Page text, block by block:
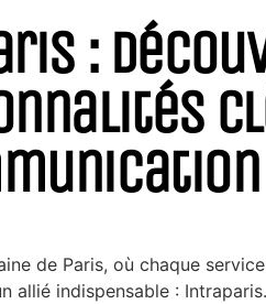
:
de Paris, où chaque
allié indispensable :